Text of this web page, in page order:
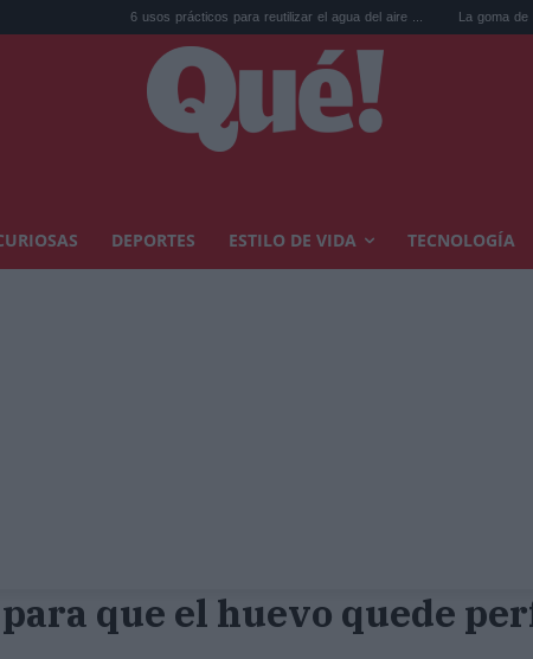
6 usos prácticos para reutilizar el agua del aire ... La goma de la nevera:
DEPORTES ESTILO DE VIDA TECNOLOGÍA
que el huevo quede